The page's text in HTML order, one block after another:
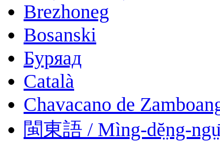
Brezhoneg
Bosanski
Буряад
Català
Chavacano de
閩東語 / Mìng-dĕ̤ng-